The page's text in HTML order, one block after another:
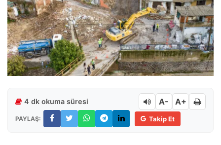
4 dk okuma süresi A- A+
PAYLAŞ: Takip Et